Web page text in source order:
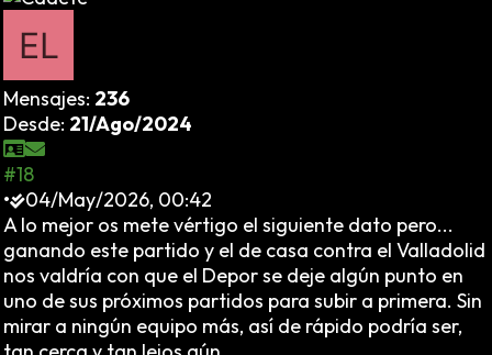
Mensajes: 236
Desde: 21/Ago/2024
#18
•
04/May/2026, 00:42
A lo mejor os mete vértigo el siguiente dato pero...
ganando este partido y el de casa contra el Valladolid
nos valdría con que el Depor se deje algún punto en
uno de sus próximos partidos para subir a primera. Sin
mirar a ningún equipo más, así de rápido podría ser,